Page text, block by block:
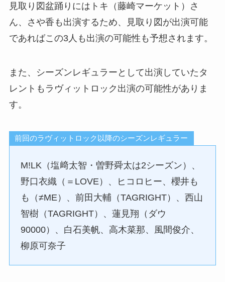
見取り図盆踊りにはトキ（藤崎マーケット）さ
ん、さや香も出演するため、見取り図が出演可能
であればこの3人も出演の可能性も予想されます。
また、シーズンレギュラーとして出演していたタ
レントもラヴィットロック出演の可能性がありま
す。
前回のラヴィットロック以降のシーズンレギュラー
M!LK（塩﨑太智・曽野舜太は2シーズン）、
野口衣織（＝LOVE）、ヒコロヒー、櫻井も
も（≠ME）、前田大輔（TAGRIGHT）、西山
智樹（TAGRIGHT）、蓮見翔（ダウ
90000）、白石美帆、高木菜那、風間俊介、
柳原可奈子